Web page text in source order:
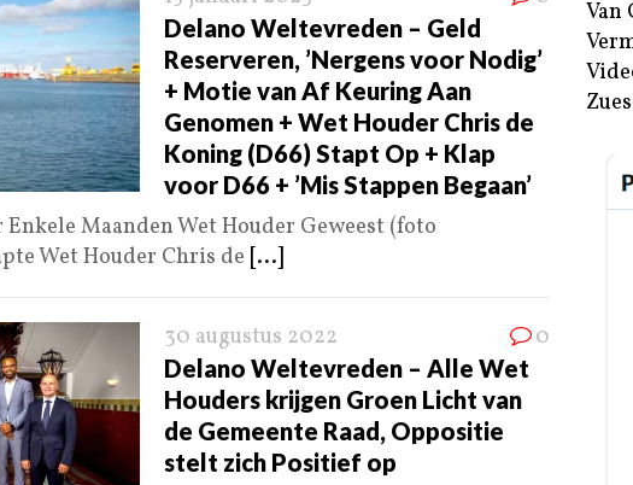
Delano Weltevreden – Geld
Reserveren, ’Nergens voor Nodig’
+ Motie van Af Keuring Aan
Genomen + Wet Houder Chris de
Koning (D66) Stapt Op + Klap
voor D66 + ’Mis Stappen Begaan’
Maanden Wet Houder Geweest (foto
Wet Houder Chris de [...]
30 augustus 2022 0
Delano Weltevreden – Alle Wet
Houders krijgen Groen Licht van
de Gemeente Raad, Oppositie
stelt zich Positief op
Van